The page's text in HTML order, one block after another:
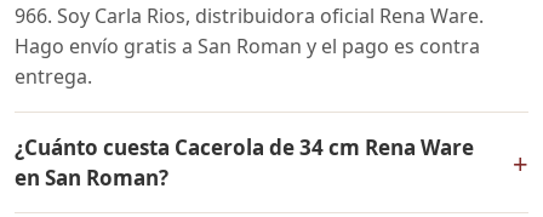
966. Soy Carla Rios, distribuidora oficial Rena Ware.
Hago envío gratis a San Roman y el pago es contra
entrega.
¿Cuánto cuesta Cacerola de 34 cm Rena Ware
en San Roman?
+